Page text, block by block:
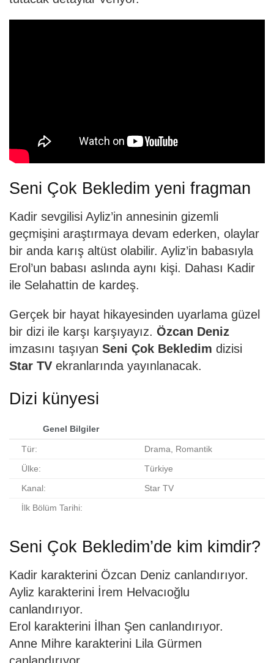
Seni Çok Bekledim yeni fragman
Kadir sevgilisi Ayliz’in annesinin gizemli
geçmişini araştırmaya devam ederken, olaylar
bir anda karış altüst olabilir. Ayliz’in babasıyla
Erol’un babası aslında aynı kişi. Dahası Kadir
ile Selahattin de kardeş.
Gerçek bir hayat hikayesinden uyarlama güzel
bir dizi ile karşı karşıyayız. Özcan Deniz
imzasını taşıyan Seni Çok Bekledim dizisi
Star TV ekranlarında yayınlanacak.
Dizi künyesi
Genel Bilgiler
Tür: Drama, Romantik
Ülke: Türkiye
Kanal: Star TV
İlk Bölüm Tarihi:
Seni Çok Bekledim’de kim kimdir?
Kadir karakterini Özcan Deniz canlandırıyor.
Ayliz karakterini İrem Helvacıoğlu
canlandırıyor.
Erol karakterini İlhan Şen canlandırıyor.
Anne Mihre karakterini Lila Gürmen